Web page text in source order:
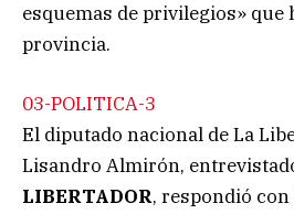
esquemas de privilegios» que
provincia.
03-POLITICA-3
El diputado nacional de La
Lisandro Almirón,
LIBERTADOR, respondió